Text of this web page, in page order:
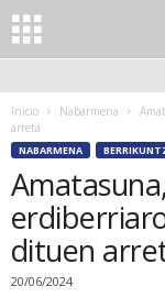
Inicio Nabarmena
arreta
NABARMENA
dituen
20/06/2024